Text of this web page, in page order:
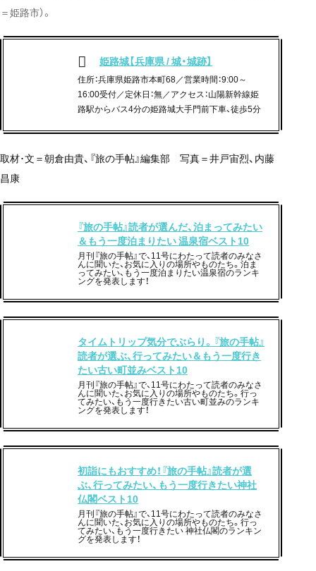
＝姫路市）。
姫路城【兵庫県 / 城・城跡】
住所：兵庫県姫路市本町68／営業時間：9:00～
16:00受付／定休日：無／アクセス：山陽新幹線姫
路駅からバス4分の姫路城大手門前下車、徒歩5分
取材･文＝朝倉由貴、『旅の手帖』編集部 写真＝井戸宙烈、内藤
昌康
『旅の手帖』読者が選んだ、泊まってみたい
＆もう一度泊まりたい 温泉宿ベスト10
月刊『旅の手帖』で、11号にわたって読者のみなさ
んに聞いた、お気に入りの場所やものたち。泊ま
ってみたい、もう一度泊まりたい温泉宿のランキ
ングを発表します！
タイムトリップ気分でぶらり。『旅の手帖』
読者が選ぶ、行ってみたい＆もう一度行き
たい古い町並みベスト10
月刊『旅の手帖』で、11号にわたって読者のみなさ
んに聞いた、お気に入りの場所やものたち。行っ
てみたい、もう一度行きたい古い町並みのランキ
ングを発表します！
初詣にもおすすめ！『旅の手帖』読者が選
ぶ、行ってみたい、もう一度行きたい神社
仏閣ベスト10
月刊『旅の手帖』で、11号にわたって読者のみなさ
んに聞いた、お気に入りの場所やものたち。行っ
てみたい、もう一度行きたい 神社仏閣のランキン
グを発表します！